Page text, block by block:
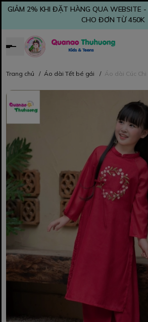
GIẢM 2% KHI ĐẶT HÀNG QUA WEBSITE -
CHO ĐƠN TỪ 450K
Trang chủ / Áo dài Tết bé gái / Áo dài Cúc